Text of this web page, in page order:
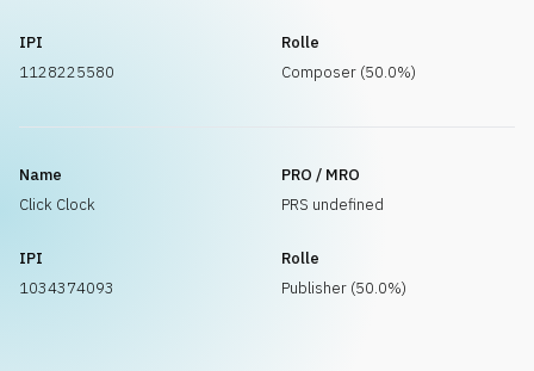
IPI
1128225580
Rolle
Composer (50.0%)
Name
Click Clock
PRO / MRO
PRS undefined
IPI
1034374093
Rolle
Publisher (50.0%)